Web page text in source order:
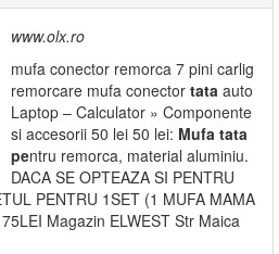
www.olx.ro
mufa conector remorca 7 pini carlig
remorcare mufa conector tata auto
Laptop – Calculator » Componente
si accesorii 50 lei 50 lei: Mufa tata
pentru remorca, material aluminiu.
DACA SE OPTEAZA SI PENTRU
PENTRU 1SET (1 MUFA MAMA
Magazin ELWEST Str Maica